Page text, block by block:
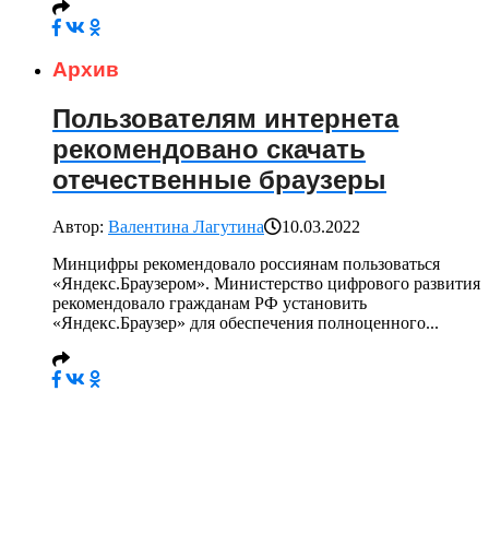
Архив
Пользователям интернета
рекомендовано скачать
отечественные браузеры
Автор: Валентина Лагутина
10.03.2022
Минцифры рекомендовало россиянам пользоваться
«Яндекс.Браузером». Министерство цифрового развития
рекомендовало гражданам РФ установить
«Яндекс.Браузер» для обеспечения полноценного...